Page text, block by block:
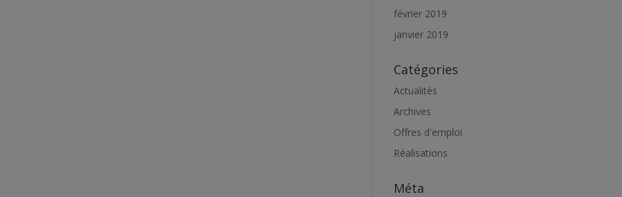
février 2019
janvier 2019
Catégories
Actualités
Archives
Offres d'emploi
Réalisations
Méta